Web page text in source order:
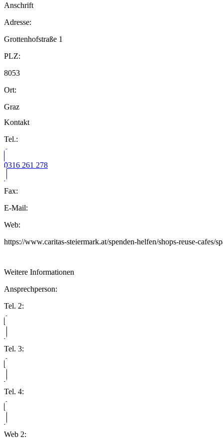
Anschrift
Adresse:
Grottenhofstraße 1
PLZ:
8053
Ort:
Graz
Kontakt
Tel.:
0316 261 278
Fax:
E-Mail:
Web:
https://www.caritas-steiermark.at/spenden-helfen/shops-reuse-cafes/
Weitere Informationen
Ansprechperson:
Tel. 2:
Tel. 3:
Tel. 4:
Web 2: